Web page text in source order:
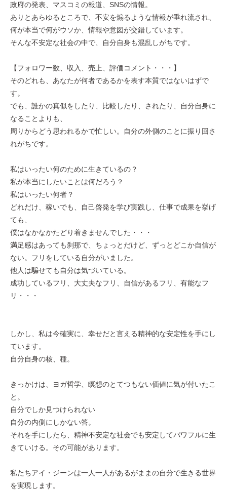
政府の発表、マスコミの報道、SNSの情報。
ありとあらゆるところで、不安を煽るような情報が垂れ流され、
何が本当で何がウソか、情報や意図が交錯しています。
そんな不安定な社会の中で、自分自身も混乱しがちです。
【フォロワー数、収入、売上、評価コメント・・・】
そのどれも、あなたが何者であるかを表す本質ではないはずで
す。
でも、誰かの真似をしたり、比較したり、されたり、自分自身に
なることよりも、
周りからどう思われるかで忙しい。自分の外側のことに振り回さ
れがちです。
私はいったい何のために生きているの？
私が本当にしたいことは何だろう？
私はいったい何者？
どれだけ、稼いでも、自己啓発を学び実践し、仕事で成果を挙げ
ても、
僕はなかなかたどり着きませんでした・・・
満足感はあっても刹那で、ちょっとだけど、ずっとどこか自信が
ない。フリをしている自分がいました。
他人は騙せても自分は気づいている。
成功しているフリ、大丈夫なフリ、自信があるフリ、有能なフ
リ・・・
しかし、私は今確実に、幸せだと言える精神的な安定性を手にし
ています。
自分自身の核、種。
きっかけは、ヨガ哲学、瞑想のとてつもない価値に気が付いたこ
と。
自分でしか見つけられない
自分の内側にしかない答。
それを手にしたら、精神不安定な社会でも安定してパワフルに生
きていける。その可能があります。
私たちアイ・ジーンは一人一人があるがままの自分で生きる世界
を実現します。